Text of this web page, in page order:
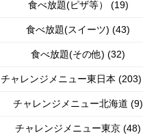
食べ放題(ピザ等） (19)
食べ放題(スイーツ) (43)
食べ放題(その他) (32)
チャレンジメニュー東日本 (203)
チャレンジメニュー北海道 (9)
チャレンジメニュー東京 (48)